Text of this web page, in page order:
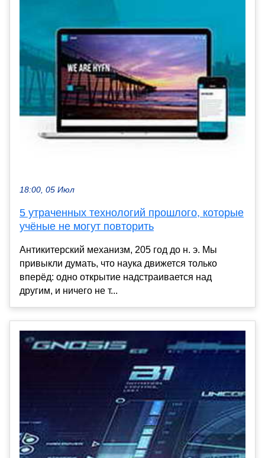
18:00, 05 Июл
5 утраченных технологий прошлого, которые
учёные не могут повторить
Антикитерский механизм, 205 год до н. э. Мы
привыкли думать, что наука движется только
вперёд: одно открытие надстраивается над
другим, и ничего не т...